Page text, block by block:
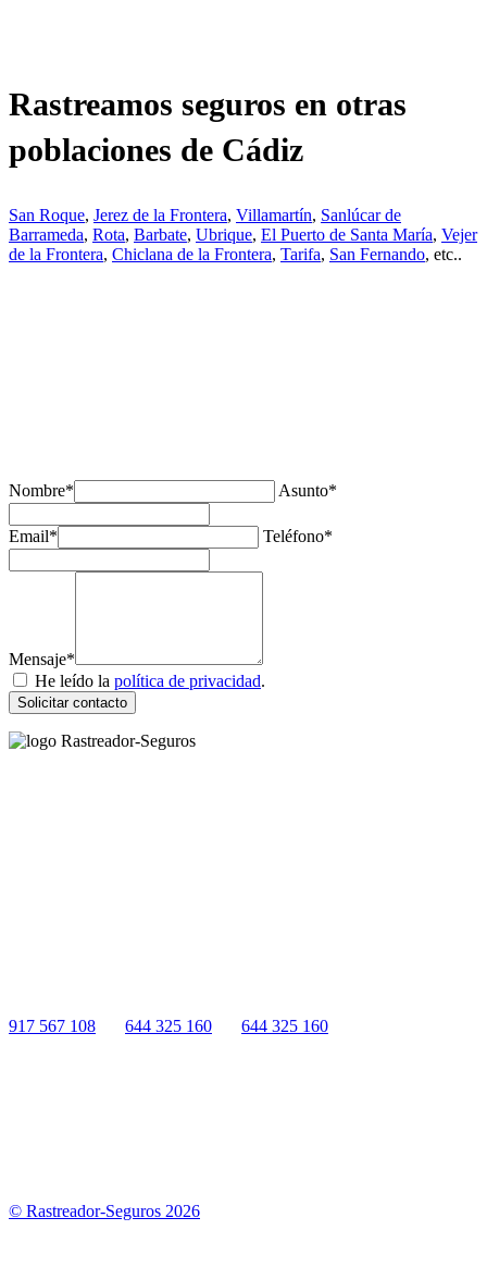
Rastreamos seguros en otras
poblaciones de Cádiz
San Roque, Jerez de la Frontera, Villamartín, Sanlúcar de
Barrameda, Rota, Barbate, Ubrique, El Puerto de Santa María, Vejer
de la Frontera, Chiclana de la Frontera, Tarifa, San Fernando, etc..
Nombre* Asunto*
Email* Teléfono*
Mensaje*
He leído la política de privacidad.
Solicitar contacto
917 567 108
644 325 160 644 325 160
© Rastreador-Seguros 2026